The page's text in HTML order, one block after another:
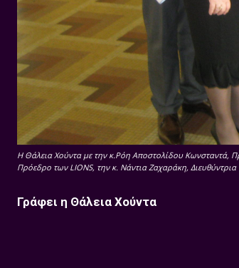
Η Θάλεια Χούντα με την κ.Ρόη Αποστολίδου Κωνσταντά,
Πρόεδρο των LIONS, την κ. Νάντια Ζαχαράκη,
Γράφει η Θάλεια Χούντα